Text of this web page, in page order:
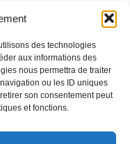
des technologies
aux informations des
nous permettra de traiter
ou les ID uniques
son consentement peut
et fonctions.